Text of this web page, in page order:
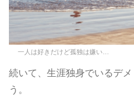
一人は好きだけど孤独は嫌い…
続いて、生涯独身でいるデ
う。